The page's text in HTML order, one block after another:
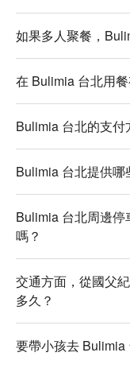
如果多人聚餐，
在 Bulimia 台北用
Bulimia 台北的支付
Bulimia 台北提供哪
Bulimia 台北周邊
嗎？
交通方面，從國父
多久？
要帶小孩去 Bulimia